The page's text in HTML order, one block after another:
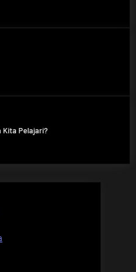
Kita Pelajari?